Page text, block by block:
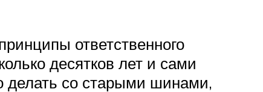
ответственного
десятков лет и сами
делать со старыми шинами,